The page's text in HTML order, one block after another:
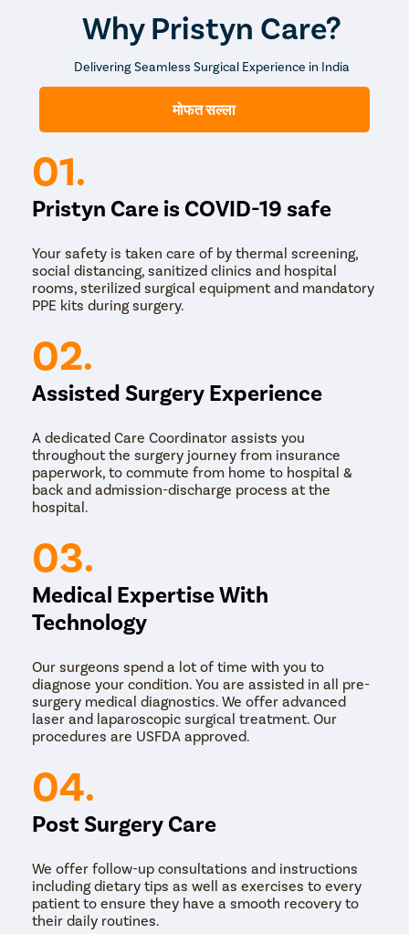
केस प्रत्यारोपणासाठी विविध पद्धती आहेत जसे की:
फॉलिक्युलर युनिट एक्स्ट्रॅक्शन (FUE) – या तंत्रात, प्लास्टिक सर्जन
प्रभावित क्षेत्र स्थानिक भूल देऊन शांत केले जाते. एकदा क्षेत्र सुन्न
झाल्यानंतर, प्लास्टिक सर्जन फॉलिक्युलर काढण्याचे तंत्र करतो. केस
पुनर्संचयित करण्यासाठी काढलेल्या follicles रोपण करण्यासाठी सर्जन
प्रभावित भागात लहान छिद्र पाडतो.
फॉलिक्युलर युनिट ट्रान्सप्लांटेशन (एफयूटी) – या प्रक्रियेदरम्यान,
स्थानिक भूल देण्याच्या मदतीने, भूलतज्ज्ञ केस प्रत्यारोपणाची शस्त्रक्रिया
करण्यासाठी त्या भागाला सुन्न करतात. प्लास्टिक सर्जन नंतर दात्याची
फॉलिकल्स काढण्यासाठी सर्जन स्केलपेल वापरतो जे नंतर शस्त्रक्रियेने
बंद केले जाते. पुढे, प्लास्टिक सर्जन प्रभावित भागात सुयांच्या मदतीने
निवडलेल्या केसांच्या कूपांचे प्रत्यारोपण करण्यासाठी लहान चीरे करतात.
केस प्रत्यारोपणाची शस्त्रक्रिया पूर्ण झाल्यावर, प्लास्टिक सर्जन
Why Pristyn Care?
Delivering Seamless Surgical Experience in India
मोफत सल्ला
01.
Pristyn Care is COVID-19 safe
Your safety is taken care of by thermal screening,
social distancing, sanitized clinics and hospital
rooms, sterilized surgical equipment and mandatory
PPE kits during surgery.
02.
Assisted Surgery Experience
A dedicated Care Coordinator assists you
throughout the surgery journey from insurance
paperwork, to commute from home to hospital &
back and admission-discharge process at the
hospital.
03.
Medical Expertise With
Technology
Our surgeons spend a lot of time with you to
diagnose your condition. You are assisted in all pre-
surgery medical diagnostics. We offer advanced
laser and laparoscopic surgical treatment. Our
procedures are USFDA approved.
04.
Post Surgery Care
We offer follow-up consultations and instructions
including dietary tips as well as exercises to every
patient to ensure they have a smooth recovery to
their daily routines.